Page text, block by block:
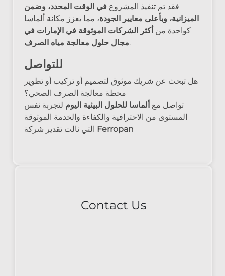
فقد تم تنفيذ المشروع في الوقت المحدد، وضمن
الميزانية، وبأعلى معايير الجودة، مما يعزز مكانة ألماسا
كواحدة من أكثر الشركات الموثوقة في الإمارات في
مجال حلول معالجة مياه الصرف.
للتواصل
هل تبحث عن شريك موثوق لتصميم أو تركيب أو تطوير
محطة معالجة الصرف الصحي؟
تواصل مع ألماسا للحلول البيئية اليوم لتجربة نفس
المستوى من الاحترافية والكفاءة والخدمة الموثوقة
Ferropan
Contact Us